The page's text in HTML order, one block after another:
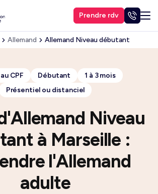
Prendre rdv
Allemand Allemand Niveau débutant
Niveau
à Marseille :
l'Allemand
adulte
CPF Débutant
1 à 3 mois
Présentiel ou distanciel